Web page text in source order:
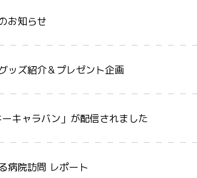
お知らせ
ッズ紹介＆プレゼント企画
ーキャラバン」が配信されました
病院訪問 レポート